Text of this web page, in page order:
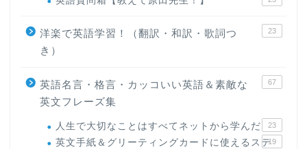
洋楽で英語学習！（翻訳・和訳・歌詞つ
き）
23
英語名言・格言・カッコいい英語＆素敵な
英文フレーズ集
67
人生で大切なことはすべてネットから学んだ 23
英文手紙＆グリーティングカードに使えるステ19